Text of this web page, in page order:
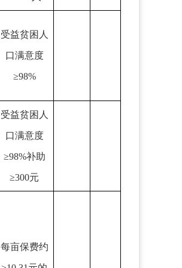
受益贫困人
口满意度
≥98%
受益贫困人
口满意度
≥98%补助
≥300元
每亩保费约